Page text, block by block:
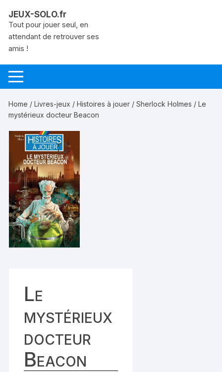
contenu
JEUX-SOLO.fr
Tout pour jouer seul, en
attendant de retrouver ses
amis !
Home /Livres-jeux /Histoires à jouer /Sherlock Holmes / Le
mystérieux docteur Beacon
Le
mystérieux
docteur
Beacon